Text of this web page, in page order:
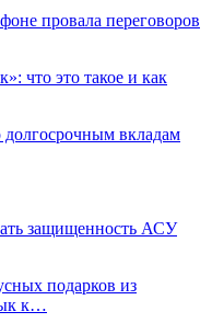
провала переговоров
что это такое и как
вкладам
защищенность АСУ
подарков из
к…